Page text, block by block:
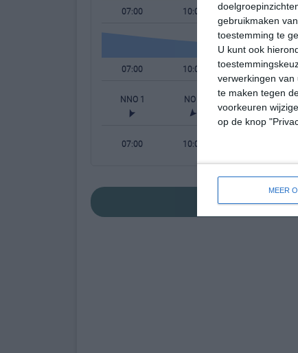
gebruikmaken
toestemming te
U kunt ook
verwerkingen
te maken tegen
voorkeuren
op de knop
MEER
07:00 10:00 13:00
07:00 10:00 13:00
NNO 1 NO 1 N 1
07:00 10:00
bekijk de